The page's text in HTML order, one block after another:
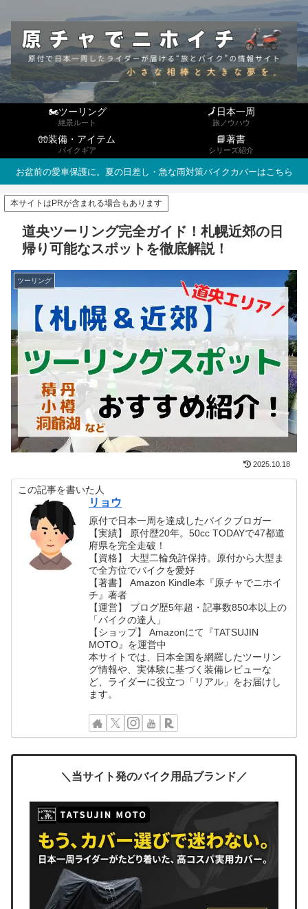
🏍ツーリング
絶景ルート
🗾日本一周
旅ノウハウ
🧤装備・アイテム
バイクギア
📘著書
シリーズ紹介
お盆前の愛車保護に。夏の日差し・急な雨対策バイクカバーはこちら
本サイトはPRが含まれる場合もあります
道央ツーリング完全ガイド！札幌近郊の日
帰り可能なスポットを徹底解説！
ツーリング
2025.10.18
この記事を書いた人
リョウ
原付で日本一周を達成したバイクブロガー
【実績】 原付歴20年。50cc TODAYで47都道
府県を完全走破！
【資格】 大型二輪免許保持。原付から大型ま
で全方位でバイクを愛好
【著書】 Amazon Kindle本『原チャでニホイ
チ』著者
【運営】 ブログ歴5年超・記事数850本以上の
「バイクの達人」
【ショップ】 Amazonにて『TATSUJIN
MOTO』を運営中
本サイトでは、日本全国を網羅したツーリン
グ情報や、実体験に基づく装備レビューな
ど、ライダーに役立つ「リアル」をお届けし
ます。
＼当サイト発のバイク用品ブランド／